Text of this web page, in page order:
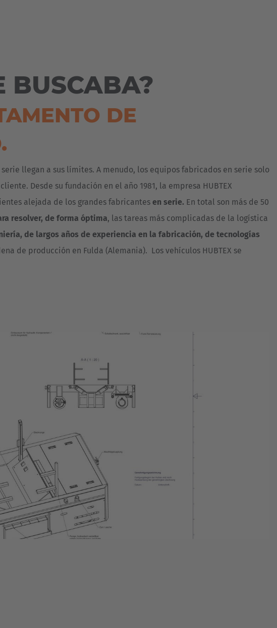
Türkiye
Türkçe
BUSCABA?
DE
llegan a sus límites. A menudo, los equipos fabricados en serie solo
Desde su fundación en el año 1981, la empresa HUBTEX
alejada de los grandes fabricantes en serie. En total son más de 50
resolver, de forma óptima, las tareas más complicadas de la logística
de largos años de experiencia en la fabricación, de tecnologías
de producción en Fulda (Alemania). Los vehículos HUBTEX se